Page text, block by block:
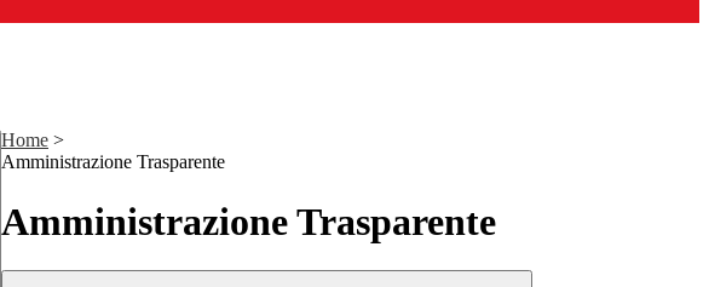
Home >
Amministrazione Trasparente
Amministrazione Trasparente